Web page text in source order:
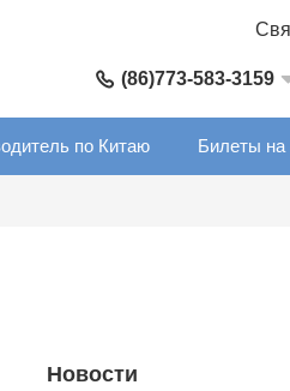
(86)773-583-3159
по Китаю Билеты на
Новости